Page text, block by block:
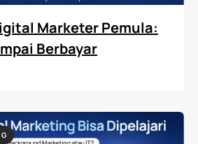
Marketer Pemula:
Berbayar